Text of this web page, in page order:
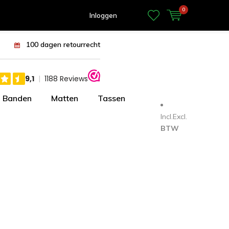
Inloggen
0
100 dagen retourrecht
Banden Matten Tassen
Incl.Excl.
BTW